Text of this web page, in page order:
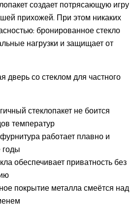
создает потрясающую игру
прихожей. При этом никаких
бронированное стекло
нагрузки и защищает от
дверь со стеклом для частного
стеклопакет не боится
температур
работает плавно и
обеспечивает приватность без
покрытие металла смеётся над